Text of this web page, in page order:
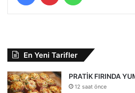
En Yeni Tarifler
PRATİK FIRINDA
12 saat önce